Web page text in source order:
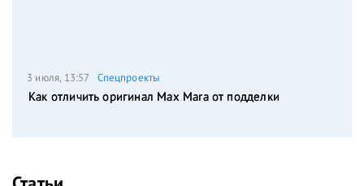
3 июля, 13:57 Спецпроекты
Как отличить оригинал Max Mara от подделки